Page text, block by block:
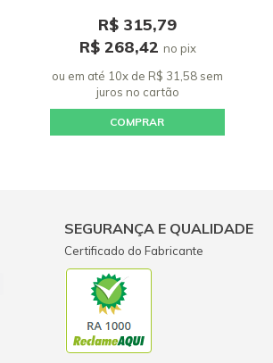
R$ 315,79
R$ 268,42 no pix
ou em até 10x de R$ 31,58 sem
juros no cartão
COMPRAR
SEGURANÇA E QUALIDADE
Certificado do Fabricante